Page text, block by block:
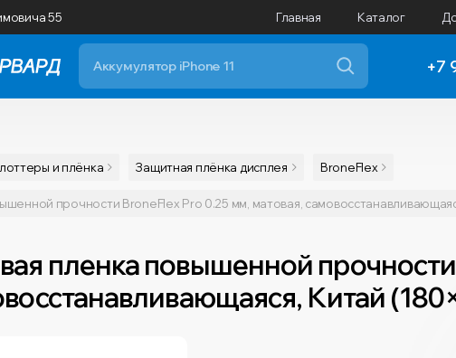
55 Главная Каталог
+7
и плёнка Защитная плёнка дисплея BroneFlex
прочности BroneFlex Pro 0.25 мм, матовая,
пленка повышенной
Китай